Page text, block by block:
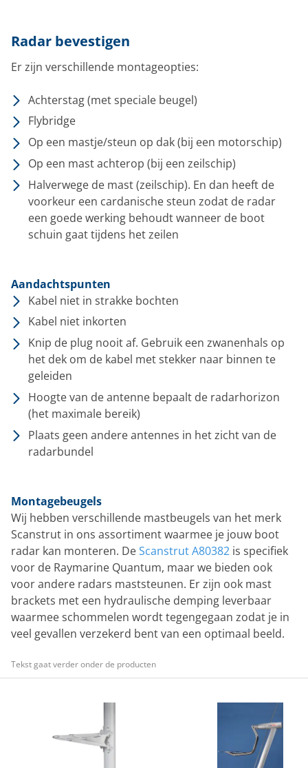
Radar bevestigen
Er zijn verschillende montageopties:
Achterstag (met speciale beugel)
Flybridge
Op een mastje/steun op dak (bij een motorschip)
Op een mast achterop (bij een zeilschip)
Halverwege de mast (zeilschip). En dan heeft de
voorkeur een cardanische steun zodat de radar
een goede werking behoudt wanneer de boot
schuin gaat tijdens het zeilen
Aandachtspunten
Kabel niet in strakke bochten
Kabel niet inkorten
Knip de plug nooit af. Gebruik een zwanenhals op
het dek om de kabel met stekker naar binnen te
geleiden
Hoogte van de antenne bepaalt de radarhorizon
(het maximale bereik)
Plaats geen andere antennes in het zicht van de
radarbundel
Montagebeugels
Wij hebben verschillende mastbeugels van het merk
Scanstrut in ons assortiment waarmee je jouw boot
radar kan monteren. DeScanstrut A80382 is specifiek
voor de Raymarine Quantum, maar we bieden ook
voor andere radars maststeunen. Er zijn ook mast
brackets met een hydraulische demping leverbaar
waarmee schommelen wordt tegengegaan zodat je in
veel gevallen verzekerd bent van een optimaal beeld.
Tekst gaat verder onder de producten